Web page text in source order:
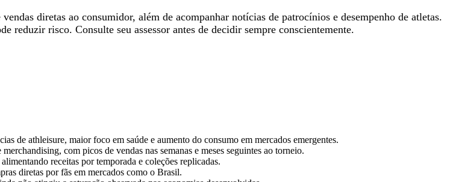
diretas ao consumidor, além de acompanhar notícias de patrocínios e desempenho de atletas.
reduzir risco. Consulte seu assessor antes de decidir sempre conscientemente.
de athleisure, maior foco em saúde e aumento do consumo em mercados emergentes.
com picos de vendas nas semanas e meses seguintes ao torneio.
receitas por temporada e coleções replicadas.
diretas por fãs em mercados como o Brasil.